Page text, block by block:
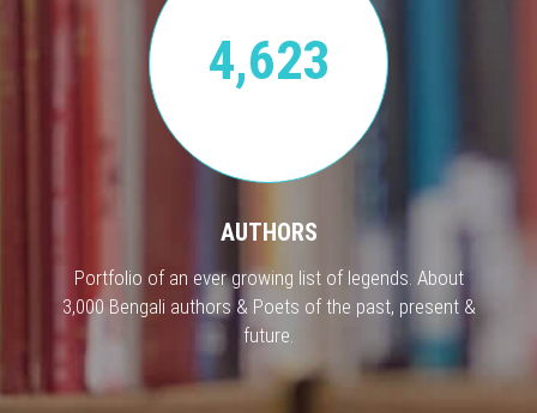
4,623
AUTHORS
Portfolio of an ever growing list of legends. About
3,000 Bengali authors & Poets of the past, present &
future.